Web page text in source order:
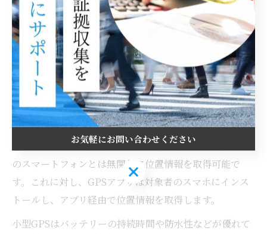
法
車やカバンなど
ル
コスト
購入費・月額費が発
生
リスク 発見のリスク バレやすく法的注意
浮気調査で使われる小型GPSとGPSアプリは、機能や導
入方法に大きな違いがあります。小型GPSは独立した端
末として利用でき、車やカバンに設置することで第三者
のスマートフォンとは無関係に位置情報を取得可能で
す。これに対し、GPSアプリは対象者のスマホにインス
トールし、アプリ経由で位置情報を取得します。
小型GPSはバッテリーの持続時間や防水性などが優れて
お気軽にお問い合わせください
お気軽にお問い合わせください